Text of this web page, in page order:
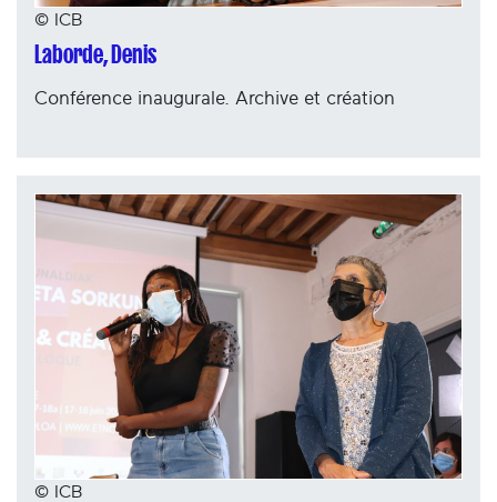
© ICB
Laborde, Denis
Conférence inaugurale. Archive et création
© ICB